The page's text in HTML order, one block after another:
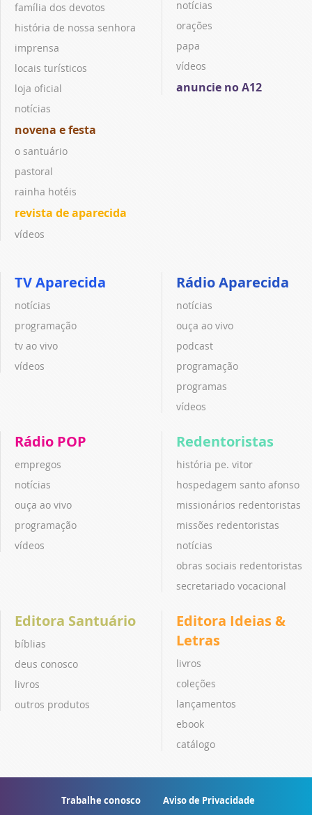
família dos devotos
história de nossa senhora
imprensa
locais turísticos
loja oficial
notícias
novena e festa
o santuário
pastoral
rainha hotéis
revista de aparecida
vídeos
notícias
orações
papa
vídeos
anuncie no A12
TV Aparecida
notícias
programação
tv ao vivo
vídeos
Rádio Aparecida
notícias
ouça ao vivo
podcast
programação
programas
vídeos
Rádio POP
empregos
notícias
ouça ao vivo
programação
vídeos
Redentoristas
história pe. vitor
hospedagem santo afonso
missionários redentoristas
missões redentoristas
notícias
obras sociais redentoristas
secretariado vocacional
Editora Santuário
bíblias
deus conosco
livros
outros produtos
Editora Ideias &
Letras
livros
coleções
lançamentos
ebook
catálogo
Trabalhe conosco Aviso de Privacidade